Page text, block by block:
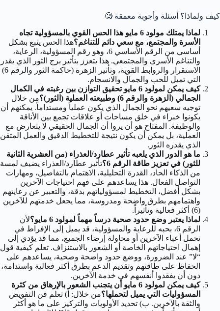
كيف ولماذا؟ أسئلة وأجوبة معمقة 🧐
لماذا يمتلك مولود 6 مايو هذا الحس القوي بالمسؤولية تجاه
الأسرة والمجتمع، مع سعي دائم للتناغم؟هذا الحس ينبع بشكل
أساسي من الرقم الأساسي 6، وهو رقم المسؤولية، الرعاية،
والتناغم الأسري والمجتمعي. هذا يتعزز بتأثير برج الثور الذي يقدر
الاستقرار والروابط القوية، وتأثير الزهرة (حاكمة الثور والرقم 6)
التي تميل للحب والجمال والانسجام.
كيف يمكن لمولود 6 مايو تحقيق التوازن بين رغبته في الكمال
الجمالي (الزهرة والرقم 6) وطبيعته العملية (الثور)؟
من خلال
توجيه سعيهم نحو الجمال الذي يكون عملياً ومستداماً. يمكنهم أن
يكونوا خبراء في خلق مساحات أو علاقات تجمع بين الأناقة
والوظيفة. المفتاح هو أن يروا أن الجمال الحقيقي لا يتعارض مع
العملية، بل يمكن أن يكون نتيجة للتخطيط الدقيق والعمل المتقن
الذي يقدره الثور.
ما هو الدور الذي يلعبه تأثير عطارد/العذراء (من العشرية الثانية
للثور) في تعزيز طاقة الرقم 6؟
تأثير عطارد/العذراء يضيف لمسة
من الذكاء الحاد، القدرة التحليلية، الاهتمام بالتفاصيل، ومهارات
التواصل الفعال. هذا يساعدهم على فهم احتياجات الآخرين
بشكل أفضل، التخطيط لمسؤولياتهم بدقة، والتعبير عن رعايتهم
واهتمامهم بطرق واضحة ومدروسة، مما يجعل خدمتهم للآخرين
(6) أكثر فعالية وتأثيراً.
لماذا يعتبر وضع حدود صحية درساً مهماً لمولود 6 مايو؟
لأن
الرقم 6، بحبه للرعاية والمسؤولية، قد يميل إلى الإفراط في
تحمل أعباء الآخرين أو محاولة إرضاء الجميع، مما قد يؤدي إلى
إهمال احتياجاتهم الخاصة أو الشعور بالاستنزاف. تعلم كيفية قول
“لا” عند الضرورة، ووضع حدود واضحة وصحية، يساعدهم على
الحفاظ على طاقتهم وتقديم الدعم بطرق أكثر فعالية واستدامة،
دون أن يفقدوا أنفسهم في خدمة الآخرين.
كيف يمكن لمولود 6 مايو أن يتجنب الشعور بالإرهاق من كثرة
المسؤوليات التي يميل لتحملها؟من خلال: أ) تعلم فن التفويض
والثقة بالآخرين. ب) تحديد الأولويات والتركيز على ما هو أكثر